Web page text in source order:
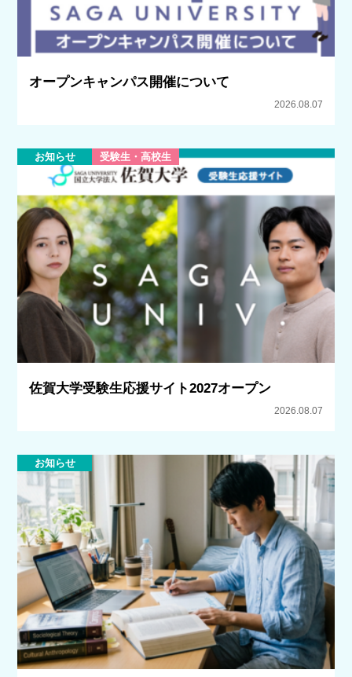
オープンキャンパス開催について
2026.08.07
お知らせ 受験生・高校生
佐賀大学受験生応援サイト2027オープン
2026.08.07
お知らせ